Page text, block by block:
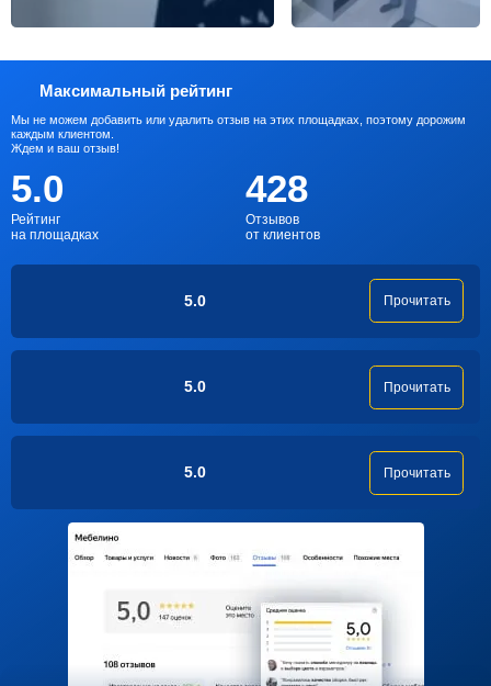
Максимальный рейтинг
Мы не можем добавить или удалить отзыв на этих площадках, поэтому дорожим
каждым клиентом.
Ждем и ваш отзыв!
5.0
Рейтинг
на площадках
428
Отзывов
от клиентов
5.0 Прочитать
5.0 Прочитать
5.0 Прочитать